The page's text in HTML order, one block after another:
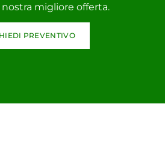
nostra migliore offerta.
PREVENTIVO